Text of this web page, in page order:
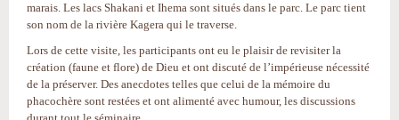
marais. Les lacs Shakani et Ihema sont situés dans le parc. Le parc tient
son nom de la rivière Kagera qui le traverse.
Lors de cette visite, les participants ont eu le plaisir de revisiter la
création (faune et flore) de Dieu et ont discuté de l’impérieuse nécessité
de la préserver. Des anecdotes telles que celui de la mémoire du
phacochère sont restées et ont alimenté avec humour, les discussions